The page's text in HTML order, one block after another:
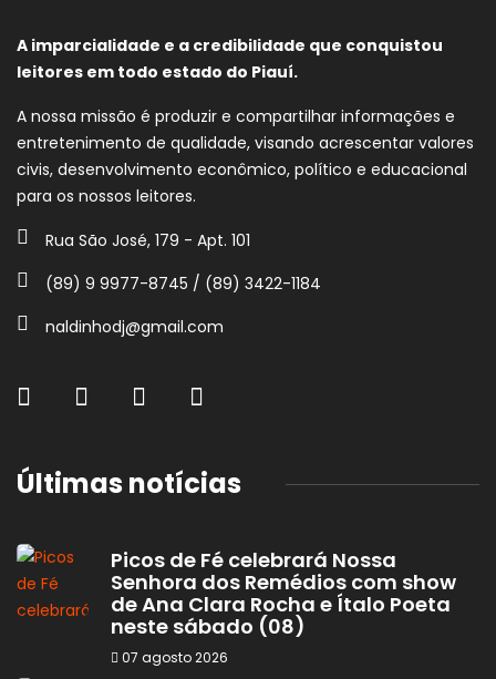
A imparcialidade e a credibilidade que conquistou
leitores em todo estado do Piauí.
A nossa missão é produzir e compartilhar informações e
entretenimento de qualidade, visando acrescentar valores
civis, desenvolvimento econômico, político e educacional
para os nossos leitores.
Rua São José, 179 - Apt. 101
(89) 9 9977-8745 / (89) 3422-1184
naldinhodj@gmail.com
Últimas notícias
Picos de Fé celebrará Nossa
Senhora dos Remédios com show
de Ana Clara Rocha e Ítalo Poeta
neste sábado (08)
07 agosto 2026